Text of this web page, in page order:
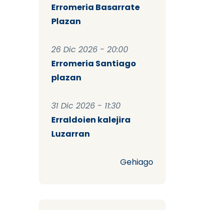
Erromeria Basarrate
Plazan
26 Dic 2026 - 20:00
Erromeria Santiago
plazan
31 Dic 2026 - 11:30
Erraldoien kalejira
Luzarran
Gehiago